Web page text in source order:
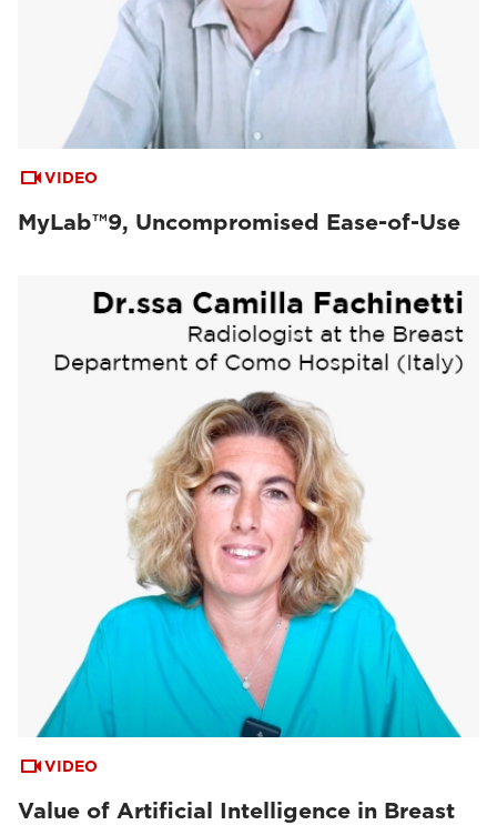
VIDEO
MyLab™9, Uncompromised Ease-of-Use
VIDEO
Value of Artificial Intelligence in Breast